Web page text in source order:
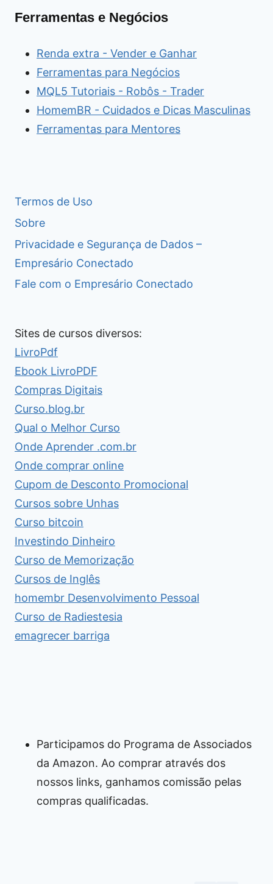
Ferramentas e Negócios
Renda extra - Vender e Ganhar
Ferramentas para Negócios
MQL5 Tutoriais - Robôs - Trader
HomemBR - Cuidados e Dicas Masculinas
Ferramentas para Mentores
Termos de Uso
Sobre
Privacidade e Segurança de Dados –
Empresário Conectado
Fale com o Empresário Conectado
Sites de cursos diversos:
LivroPdf
Ebook LivroPDF
Compras Digitais
Curso.blog.br
Qual o Melhor Curso
Onde Aprender .com.br
Onde comprar online
Cupom de Desconto Promocional
Cursos sobre Unhas
Curso bitcoin
Investindo Dinheiro
Curso de Memorização
Cursos de Inglês
homembr Desenvolvimento Pessoal
Curso de Radiestesia
emagrecer barriga
Participamos do Programa de Associados
da Amazon. Ao comprar através dos
nossos links, ganhamos comissão pelas
compras qualificadas.